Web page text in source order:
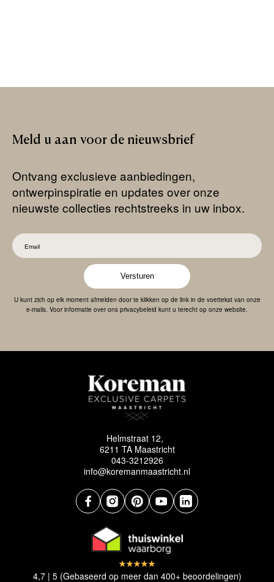
Meld u aan voor de nieuwsbrief
Ontvang exclusieve aanbiedingen,
ontwerpinspiratie en updates over onze
nieuwste collecties rechtstreeks in uw inbox.
Versturen
U kunt zich op elk moment afmelden door te klikken op de link in de voettekst van onze
e-mails. Voor informatie over ons privacybeleid kunt u terecht op onze website.
Helmstraat 12,
6211 TA Maastricht
043-3212926
info@koremanmaastricht.nl
4,7 | 5 (Gebaseerd op meer dan 400+ beoordelingen)